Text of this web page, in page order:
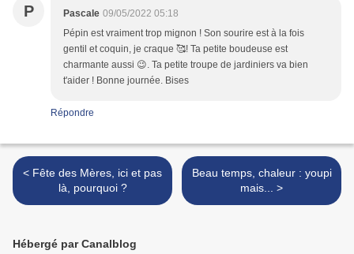
P Pascale 09/05/2022 05:18
Pépin est vraiment trop mignon ! Son sourire est à la fois
gentil et coquin, je craque 🥰! Ta petite boudeuse est
charmante aussi 😉. Ta petite troupe de jardiniers va bien
t'aider ! Bonne journée. Bises
Répondre
< Fête des Mères, ici et pas
là, pourquoi ?
Beau temps, chaleur : youpi
mais... >
Hébergé par Canalblog